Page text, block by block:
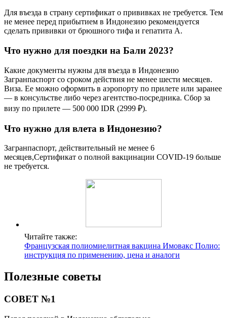
Для въезда в страну сертификат о прививках не требуется. Тем
не менее перед прибытием в Индонезию рекомендуется
сделать прививки от брюшного тифа и гепатита А.
Что нужно для поездки на Бали 2023?
Какие документы нужны для въезда в Индонезию
Загранпаспорт со сроком действия не менее шести месяцев.
Виза. Ее можно оформить в аэропорту по прилете или заранее
— в консульстве либо через агентство-посредника. Сбор за
визу по прилете — 500 000 IDR⁣ (2999 ₽).
Что нужно для влета в Индонезию?
Загранпаспорт, действительный не менее 6
месяцев,Сертификат о полной вакцинации COVID-19 больше
не требуется.
Читайте также:
Французская полиомиелитная вакцина Имовакс Полио:
инструкция по применению, цена и аналоги
Полезные советы
СОВЕТ №1